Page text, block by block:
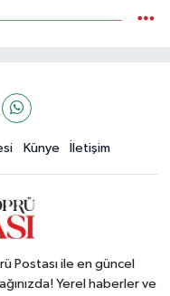
Künye İletişim
Postası ile en güncel
Yerel haberler ve